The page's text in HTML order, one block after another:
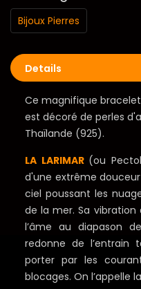
Bijoux Pierres
Details
Ce magnifique
est décoré de perles
Thaïlande (925).
LA LARIMAR (ou
d'une extrême
ciel poussant les
de la mer. Sa
l’âme au diapason
redonne de
porter par les
blocages. On l’appelle